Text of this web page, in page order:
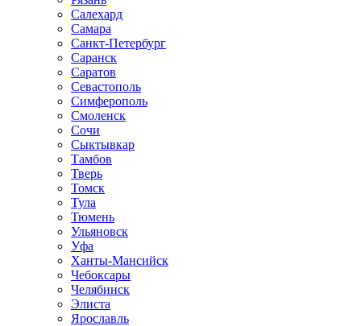
Салехард
Самара
Санкт-Петербург
Саранск
Саратов
Севастополь
Симферополь
Смоленск
Сочи
Сыктывкар
Тамбов
Тверь
Томск
Тула
Тюмень
Ульяновск
Уфа
Ханты-Мансийск
Чебоксары
Челябинск
Элиста
Ярославль